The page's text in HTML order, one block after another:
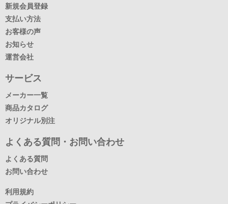
新規会員登録
支払い方法
お客様の声
お知らせ
運営会社
サービス
メーカー一覧
商品カタログ
オリジナル別注
よくある質問・お問い合わせ
よくある質問
お問い合わせ
利用規約